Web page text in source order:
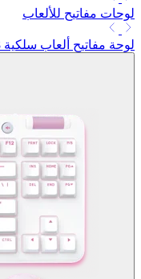
لوحات مفاتيح للألعاب
لوحة مفاتيح ألعاب سلكية G713